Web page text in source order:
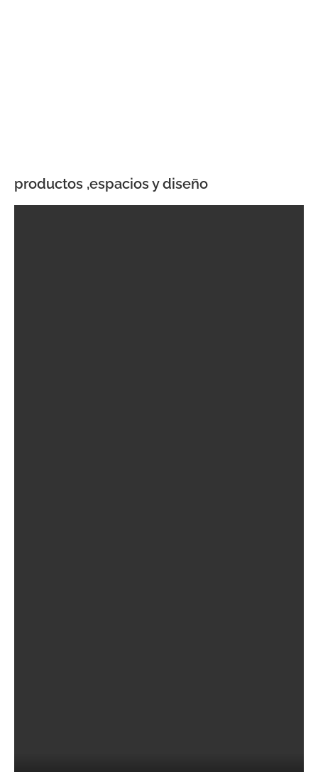
productos ,espacios y diseño